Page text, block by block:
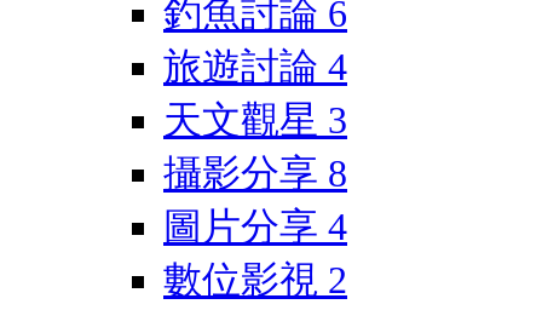
釣魚討論 6
旅遊討論 4
天文觀星 3
攝影分享 8
圖片分享 4
數位影視 2